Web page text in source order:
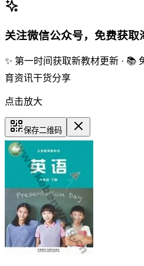
关注微信公众号，免费获取
✨ 第一时间获取新教材更新 · 📚
育资讯干货分享
点击放大
保存二维码